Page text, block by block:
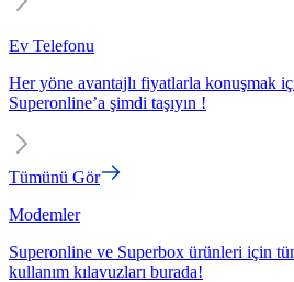
Ev Telefonu
Her yöne avantajlı fiyatlarla konuşmak
Superonline’a şimdi taşıyın !
Tümünü Gör
Modemler
Superonline ve Superbox ürünleri için
kullanım kılavuzları burada!